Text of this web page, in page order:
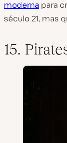
moderna para
século 21, mas
15.